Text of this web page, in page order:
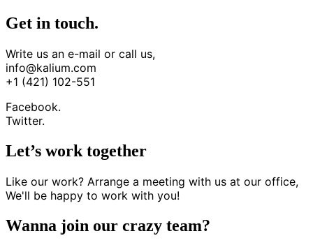
Get in touch.
Write us an e-mail or call us,
info@kalium.com
+1 (421) 102-551
Facebook.
Twitter.
Let’s work together
Like our work? Arrange a meeting with us at our office,
We'll be happy to work with you!
Wanna join our crazy team?